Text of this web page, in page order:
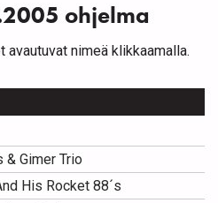
ohjelma
nimeä klikkaamalla.
& Gimer Trio
His Rocket 88´s